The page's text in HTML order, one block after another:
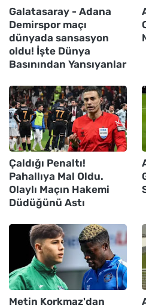
Galatasaray - Adana
Demirspor maçı
dünyada sansasyon
oldu! İşte Dünya
Basınından Yansıyanlar
Çaldığı Penaltı!
Pahallıya Mal Oldu.
Olaylı Maçın Hakemi
Düdüğünü Astı
Metin Korkmaz'dan